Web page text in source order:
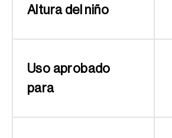
Altura del niño
Uso aprobado
para